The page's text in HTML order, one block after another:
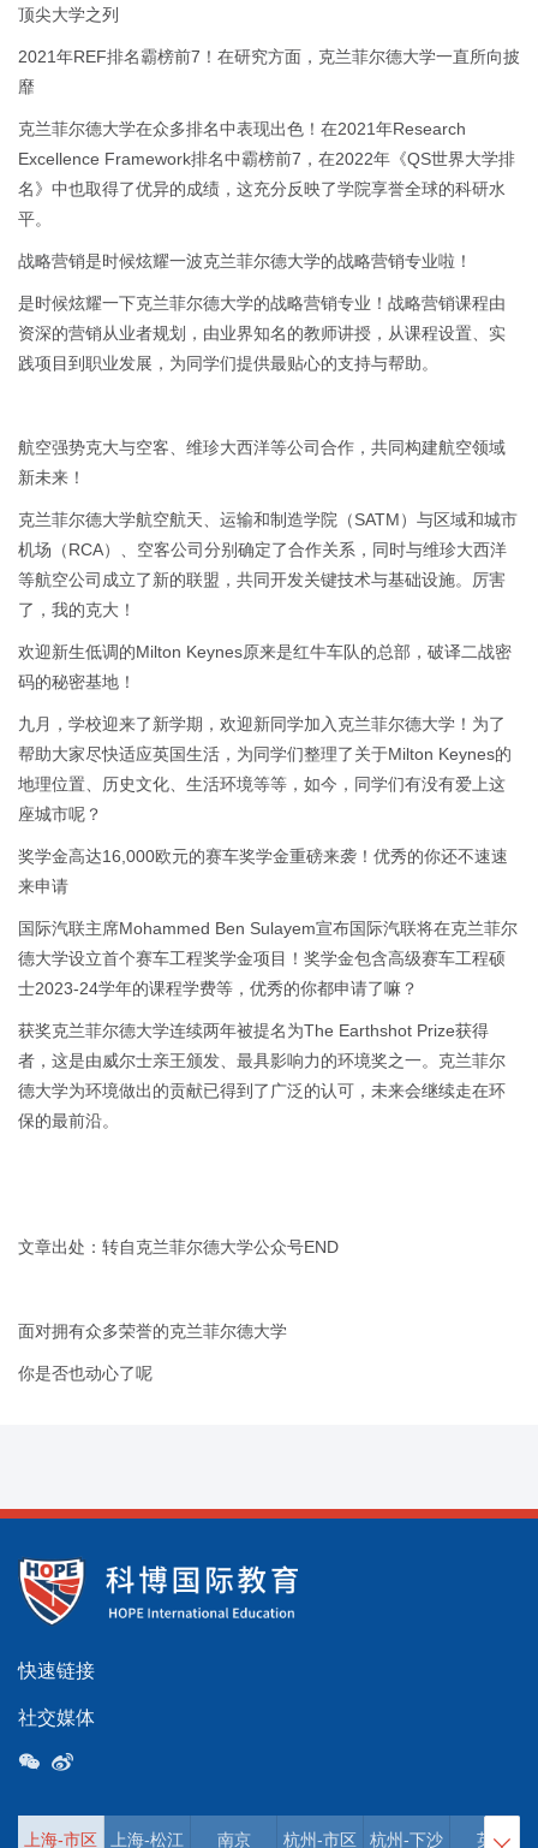
顶尖大学之列
2021年REF排名霸榜前7！在研究方面，克兰菲尔德大学一直所向披
靡
克兰菲尔德大学在众多排名中表现出色！在2021年Research
Excellence Framework排名中霸榜前7，在2022年《QS世界大学排
名》中也取得了优异的成绩，这充分反映了学院享誉全球的科研水
平。
战略营销是时候炫耀一波克兰菲尔德大学的战略营销专业啦！
是时候炫耀一下克兰菲尔德大学的战略营销专业！战略营销课程由
资深的营销从业者规划，由业界知名的教师讲授，从课程设置、实
践项目到职业发展，为同学们提供最贴心的支持与帮助。
航空强势克大与空客、维珍大西洋等公司合作，共同构建航空领域
新未来！
克兰菲尔德大学航空航天、运输和制造学院（SATM）与区域和城市
机场（RCA）、空客公司分别确定了合作关系，同时与维珍大西洋
等航空公司成立了新的联盟，共同开发关键技术与基础设施。厉害
了，我的克大！
欢迎新生低调的Milton Keynes原来是红牛车队的总部，破译二战密
码的秘密基地！
九月，学校迎来了新学期，欢迎新同学加入克兰菲尔德大学！为了
帮助大家尽快适应英国生活，为同学们整理了关于Milton Keynes的
地理位置、历史文化、生活环境等等，如今，同学们有没有爱上这
座城市呢？
奖学金高达16,000欧元的赛车奖学金重磅来袭！优秀的你还不速速
来申请
国际汽联主席Mohammed Ben Sulayem宣布国际汽联将在克兰菲尔
德大学设立首个赛车工程奖学金项目！奖学金包含高级赛车工程硕
士2023-24学年的课程学费等，优秀的你都申请了嘛？
获奖克兰菲尔德大学连续两年被提名为The Earthshot Prize获得
者，这是由威尔士亲王颁发、最具影响力的环境奖之一。克兰菲尔
德大学为环境做出的贡献已得到了广泛的认可，未来会继续走在环
保的最前沿。
文章出处：转自克兰菲尔德大学公众号END
面对拥有众多荣誉的克兰菲尔德大学
你是否也动心了呢
快速链接
社交媒体
上海-市区 上海-松江 南京 杭州-市区 杭州-下沙 英国
